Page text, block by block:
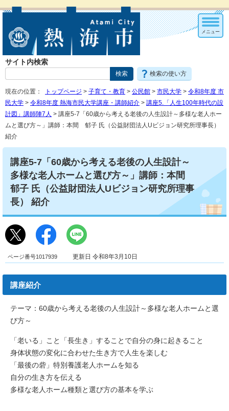
サイト内検索
検索の使い方
メニュー
現在の位置： トップページ > 子育て・教育 > 公民館 > 市民大学 > 令和8年度 市
民大学 > 令和8年度 熱海市民大学講座・講師紹介 > 講座5.「人生100年時代の設
計図」講師陣7人 > 講座5-7「60歳から考える老後の人生設計～多様な老人ホー
ムと選び方～」講師：本間 郁子 氏（公益財団法人Uビジョン研究所理事長）
紹介
講座5-7「60歳から考える老後の人生設計～
多様な老人ホームと選び方～」講師：本間
郁子 氏（公益財団法人Uビジョン研究所理事
長） 紹介
ページ番号1017939 更新日 令和8年3月10日
講座紹介
テーマ：60歳から考える老後の人生設計～多様な老人ホームと選
び方～
「老いる」こと「長生き」することで自分の身に起きること
身体状態の変化に合わせた生き方で人生を楽しむ
「最後の砦」特別養護老人ホームを知る
自分の生き方を伝える
多様な老人ホーム種類と選び方の基本を学ぶ